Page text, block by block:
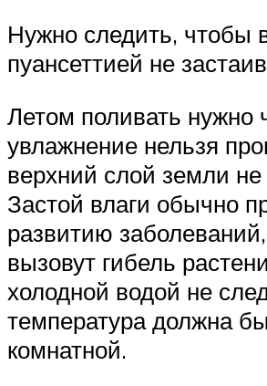
Нужно следить, чтобы
пуансеттией не
Летом поливать нужно
увлажнение нельзя
верхний слой земли не
Застой влаги обычно
развитию
вызовут гибель
холодной водой не
температура должна
комнатной.